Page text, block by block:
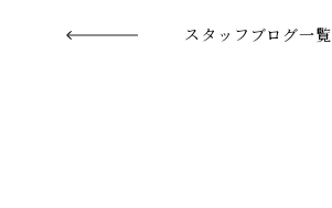
スタッフブログ一覧